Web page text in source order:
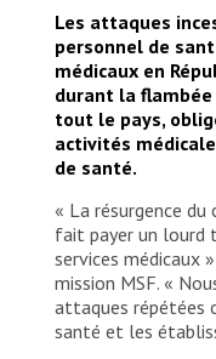
the fighting, a stray
shoulder, without
© Adrienne
Les attaques
personnel de
médicaux en
durant la
tout le pays,
activités
de santé.
« La résurgence du
fait payer un lourd
services médicaux
mission MSF. «
attaques répétées
santé et les